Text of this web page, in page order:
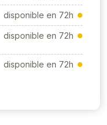
disponible en 72h
disponible en 72h
disponible en 72h